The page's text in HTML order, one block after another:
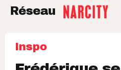
Réseau
Inspo